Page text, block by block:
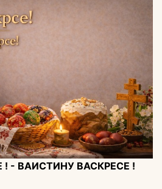
! - ВАИСТИНУ ВАСКРЕСЕ !